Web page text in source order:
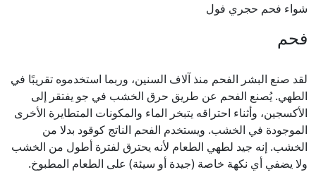
شواء فحم حجري فول
فحم
لقد صنع البشر الفحم منذ آلاف السنين، وربما استخدموه تقريبًا في
الطهي. يُصنع الفحم عن طريق حرق الخشب في جو يفتقر إلى
الأكسجين، وأثناء احتراقه يتبخر الماء والمكونات المتطايرة الأخرى
الموجودة في الخشب. ويستخدم الفحم الناتج كوقود بدلا من
الخشب. إنه جيد لطهي الطعام لأنه يحترق لفترة أطول من الخشب
ولا يضفي أي نكهة خاصة (جيدة أو سيئة) على الطعام المطبوخ.